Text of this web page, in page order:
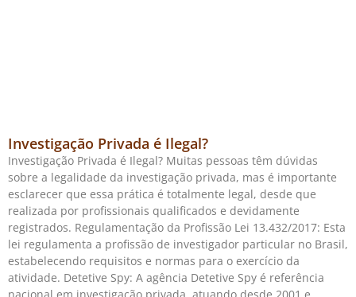
Investigação Privada é Ilegal?
Investigação Privada é Ilegal? Muitas pessoas têm dúvidas
sobre a legalidade da investigação privada, mas é importante
esclarecer que essa prática é totalmente legal, desde que
realizada por profissionais qualificados e devidamente
registrados. Regulamentação da Profissão Lei 13.432/2017: Esta
lei regulamenta a profissão de investigador particular no Brasil,
estabelecendo requisitos e normas para o exercício da
atividade. Detetive Spy: A agência Detetive Spy é referência